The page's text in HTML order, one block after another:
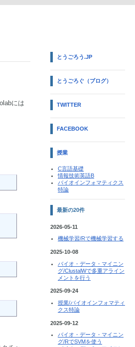
には
とうごろう.JP
とうごろぐ（ブログ）
TWITTER
FACEBOOK
授業
C言語基礎
情報技術英語B
バイオインフォマティクス
特論
最新の20件
2026-05-11
機械学習/Rで機械学習する
2025-10-08
バイオ・データ・マイニン
グ/ClustalWで多重アライン
メントを行う
2025-09-24
授業/バイオインフォマティ
クス特論
2025-09-12
バイオ・データ・マイニン
グ/RでSVMを使う